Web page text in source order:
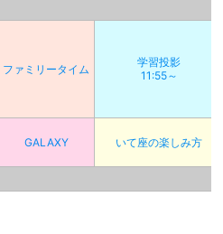
ファミリータイム
学習投影
11:55～
GALAXY いて座の楽しみ方